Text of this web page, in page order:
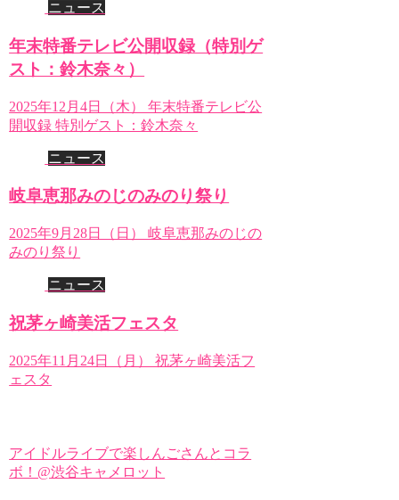
ニュース
年末特番テレビ公開収録（特別ゲ
スト：鈴木奈々）
2025年12月4日（木） 年末特番テレビ公
開収録 特別ゲスト：鈴木奈々
ニュース
岐阜恵那みのじのみのり祭り
2025年9月28日（日） 岐阜恵那みのじの
みのり祭り
ニュース
祝茅ヶ崎美活フェスタ
2025年11月24日（月） 祝茅ヶ崎美活フ
ェスタ
アイドルライブで楽しんごさんとコラ
ボ！@渋谷キャメロット